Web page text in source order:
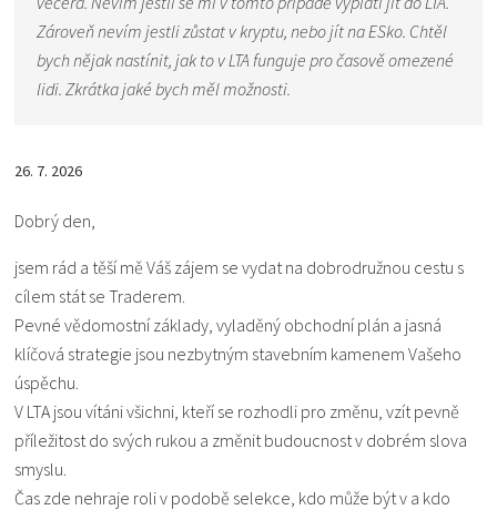
Zároveň nevím jestli zůstat v kryptu, nebo jít na ESko. Chtěl
bych nějak nastínit, jak to v LTA funguje pro časově omezené
lidi. Zkrátka jaké bych měl možnosti.
26. 7. 2026
Dobrý den,
jsem rád a těší mě Váš zájem se vydat na dobrodružnou cestu s
cílem stát se Traderem.
Pevné vědomostní základy, vyladěný obchodní plán a jasná
klíčová strategie jsou nezbytným stavebním kamenem Vašeho
úspěchu.
V LTA jsou vítáni všichni, kteří se rozhodli pro změnu, vzít pevně
příležitost do svých rukou a změnit budoucnost v dobrém slova
smyslu.
Čas zde nehraje roli v podobě selekce, kdo může být v a kdo